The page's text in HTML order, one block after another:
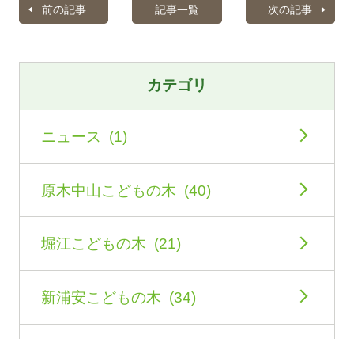
前の記事 記事一覧 次の記事
カテゴリ
ニュース (1)
原木中山こどもの木 (40)
堀江こどもの木 (21)
新浦安こどもの木 (34)